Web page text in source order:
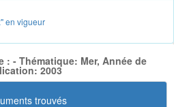
en vigueur
: - Thématique: Mer, Année de
2003
trouvés